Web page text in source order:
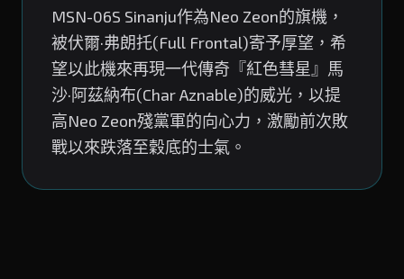
MSN-06S Sinanju作為Neo Zeon的旗機，
被伏爾·弗朗托(Full Frontal)寄予厚望，希
望以此機來再現一代傳奇『紅色彗星』馬
沙·阿茲納布(Char Aznable)的威光，以提
高Neo Zeon殘黨軍的向心力，激勵前次敗
戰以來跌落至穀底的士氣。